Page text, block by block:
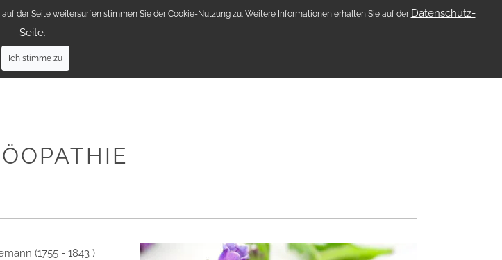
VITA
(1755 - 1843 )
der Seite weitersurfen stimmen Sie der Cookie-Nutzung zu. Weitere Informationen erhalten Sie auf der Datenschutz-
Seite.
Ich stimme zu